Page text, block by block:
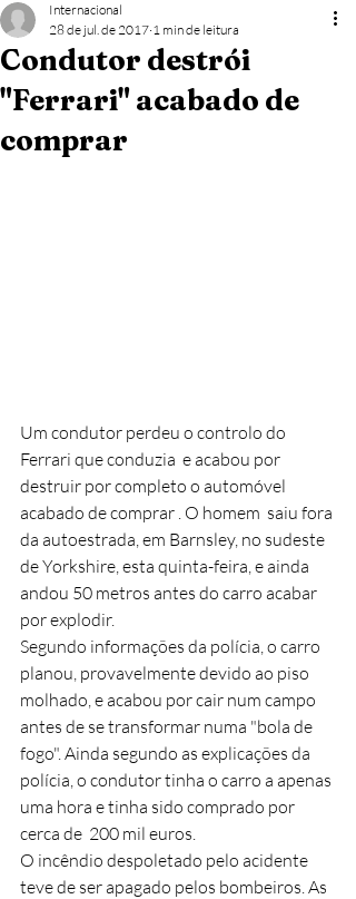
Condutor destrói
"Ferrari" acabado de
comprar
Internacional
28 de jul. de 2017 1 min de leitura
Um condutor perdeu o controlo do
Ferrari que conduzia  e acabou por
destruir por completo o automóvel
acabado de comprar . O homem  saiu fora
da autoestrada, em Barnsley, no sudeste
de Yorkshire, esta quinta-feira, e ainda
andou 50 metros antes do carro acabar
por explodir.
Segundo informações da polícia, o carro
planou, provavelmente devido ao piso
molhado, e acabou por cair num campo
antes de se transformar numa "bola de
fogo". Ainda segundo as explicações da
polícia, o condutor tinha o carro a apenas
uma hora e tinha sido comprado por
cerca de  200 mil euros.
O incêndio despoletado pelo acidente
teve de ser apagado pelos bombeiros. As